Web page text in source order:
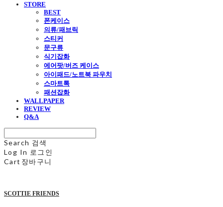
STORE
BEST
폰케이스
의류/패브릭
스티커
문구류
식기잡화
에어팟/버즈 케이스
아이패드/노트북 파우치
스마트톡
패션잡화
WALLPAPER
REVIEW
Q&A
Search 검색
Log In 로그인
Cart 장바구니
SCOTTIE FRIENDS